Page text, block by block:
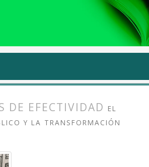
DE EFECTIVIDAD EL
Y LA TRANSFORMACIÓN